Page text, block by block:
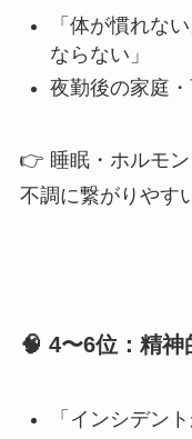
「体が慣れな
ならない」
夜勤後の家庭・
👉 睡眠・ホルモ
不調に繋がりやす
🧠 4〜6位：精
「インシデン